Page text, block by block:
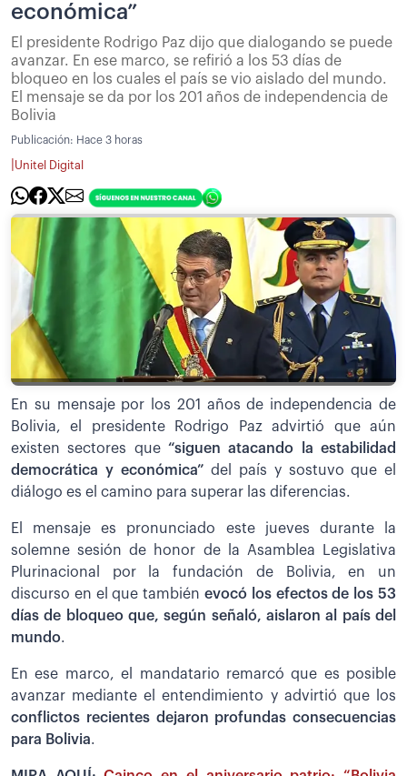
económica”
El presidente Rodrigo Paz dijo que dialogando se puede
avanzar. En ese marco, se refirió a los 53 días de
bloqueo en los cuales el país se vio aislado del mundo.
El mensaje se da por los 201 años de independencia de
Bolivia
Publicación: Hace 3 horas
Unitel Digital
En su mensaje por los 201 años de independencia de
Bolivia, el presidente Rodrigo Paz advirtió que aún
existen sectores que“siguen atacando la estabilidad
democrática y económica”del país y sostuvo que el
diálogo es el camino para superar las diferencias.
El mensaje es pronunciado este jueves durante la
solemne sesión de honor de la Asamblea Legislativa
Plurinacional por la fundación de Bolivia, en un
discurso en el que también evocó los efectos de los 53
días de bloqueo que, según señaló, aislaron al país del
mundo.
En ese marco, el mandatario remarcó que es posible
avanzar mediante el entendimiento y advirtió que los
conflictos recientes dejaron profundas consecuencias
para Bolivia.